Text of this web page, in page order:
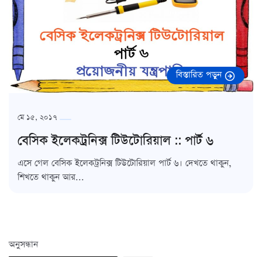
বিস্তারিত পড়ুন
মে ১৫, ২০১৭
বেসিক ইলেকট্রনিক্স টিউটোরিয়াল :: পার্ট ৬
এসে গেল বেসিক ইলেকট্রনিক্স টিউটোরিয়াল পার্ট ৬। দেখতে থাকুন,
শিখতে থাকুন আর...
অনুসন্ধান